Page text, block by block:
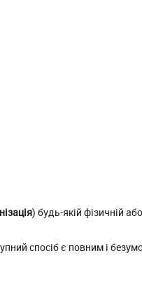
) будь-якій фізичній
спосіб є повним і